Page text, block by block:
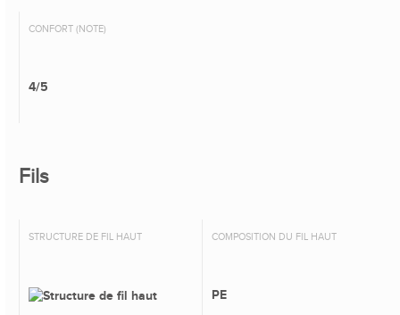
CONFORT (NOTE)
4/5
Fils
STRUCTURE DE FIL HAUT COMPOSITION DU FIL HAUT
PE